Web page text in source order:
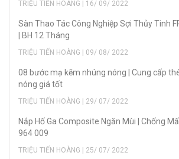
TRIỆU TIẾN HOÀNG | 16/ 09/ 2022
Sàn Thao Tác Công Nghiệp Sợi Thủy Tinh
| BH 12 Tháng
TRIỆU TIẾN HOÀNG | 09/ 08/ 2022
08 bước mạ kẽm nhúng nóng | Cung cấp
nóng giá tốt
TRIỆU TIẾN HOÀNG | 29/ 07/ 2022
Nắp Hố Ga Composite Ngăn Mùi | Chống
964 009
TRIỆU TIẾN HOÀNG | 25/ 07/ 2022